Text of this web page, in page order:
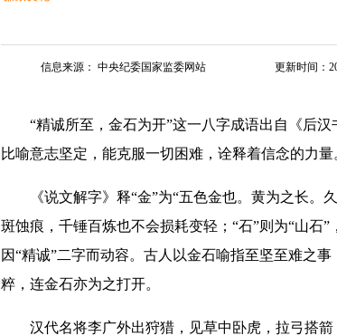
信息来源： 中央纪委国家监委网站 更新时间：
“精诚所至，金石为开”这一八字成语出自《后汉
比喻意志坚定，能克服一切困难，诠释着信念的力量
《说文解字》释“金”为“五色金也。黄为之长。
斑蚀痕，千锤百炼也不会损耗变轻；“石”则为“山石
因“精诚”二字而动容。古人以金石喻指至坚至难之
粹，连金石亦为之打开。
汉代名将李广外出狩猎，见草中卧虎，拉弓搭箭